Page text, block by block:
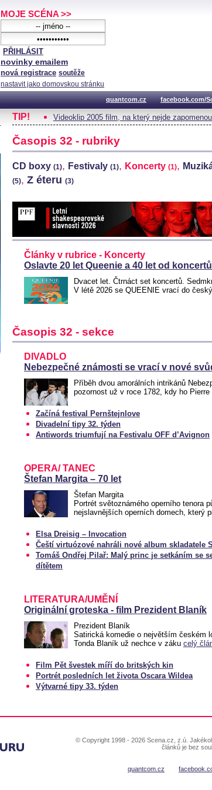
MOJE SCÉNA >>
PŘIHLÁSIT
novinky emailem
nová registrace soutěže
nastavit jako domovskou stránku
quantcom.cz facebook.com/
TIP! Videoklip 2005 film, na který nejde
Časopis 32 - rubriky
CD boxy (1), Festivaly (1), Koncerty (1),
(5), Z éteru (3)
Články v rubrice - Koncerty
Oslavte 20 let Queenie a 40 let od
Dvacet let. Čtrnáct set koncertů.
V létě 2026 se QUEENIE vrací do
Časopis 32 - sekce
DIVADLO
Nebezpečné známosti se vrací v nové
Příběh dvou amorálních intrikánů
pozornost už v roce 1782, kdy ho Pierre
Začíná festival Pernštejnlove
Divadelní tipy 32. týden
Antiwords triumfují na Festivalu OFF d’Avignon
OPERA/ TANEC
Štefan Margita – 70 let
Štefan Margita
Portrét světoznámého operního tenora
nejslavnějších operních domech, který
Elsa Dreisig – Invocation
Čeští virtuózové nahráli nové album skladatele
Tomáš Ondřej Pilař: Malý princ je setkáním se
dítětem
LITERATURA/UMĚNÍ
Originální groteska - film Prezident Blaník
Prezident Blaník
Satirická komedie o největším českém
Tonda Blaník už nechce v záku celý
Film Pět švestek míří do britských kin
Portrét posledních let života Oscara Wildea
Výtvarné tipy 33. týden
© Copyright 1998 - 2026 Scena.cz, z.ú.
článků je bez
quantcom.cz